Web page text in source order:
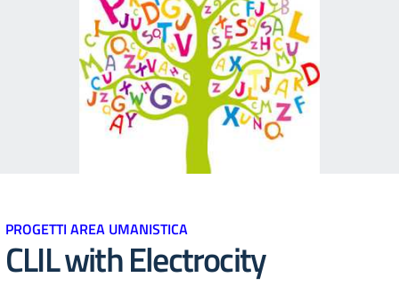
PROGETTI AREA UMANISTICA
CLIL with Electrocity